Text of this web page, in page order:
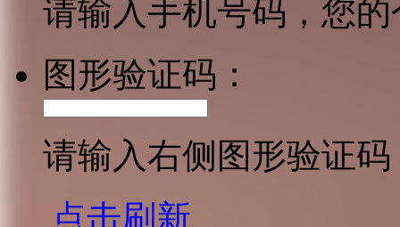
请输入手机号码，您
图形验证码：
请输入右侧图形验证码
点击刷新